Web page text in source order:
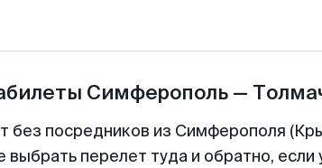
Симферополь —
без посредников из Симферополя
перелет туда и обратно,